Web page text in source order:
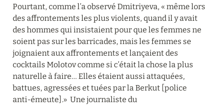
Pourtant, comme l’a observé Dmitriyeva, « même lors
des affrontements les plus violents, quand il y avait
des hommes qui insistaient pour que les femmes ne
soient pas sur les barricades, mais les femmes se
joignaient aux affrontements et lançaient des
cocktails Molotov comme si c’était la chose la plus
naturelle à faire… Elles étaient aussi attaquées,
battues, agressées et tuées par la Berkut [police
anti-émeute].»  Une journaliste du